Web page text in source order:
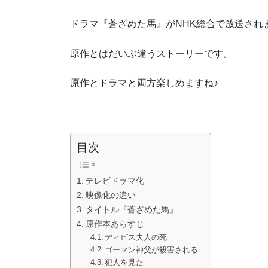
ドラマ『蒼ざめた馬』がNHK総合で放送され
原作とはだいぶ違うストーリーです。
原作とドラマと両方楽しめますね♪
目次
テレビドラマ化
映像化の違い
タイトル『蒼ざめた馬』
原作本あらすじ
ディビス夫人の死
ゴーマン神父が殺害される
犯人を見た